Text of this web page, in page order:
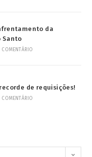
da
Santo
COMENTÁRIO
de requisições!
COMENTÁRIO